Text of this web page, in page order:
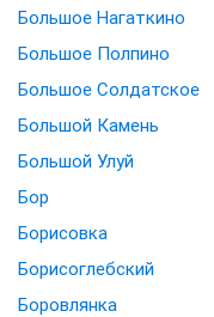
Большое Нагаткино
Большое Полпино
Большое Солдатское
Большой Камень
Большой Улуй
Бор
Борисовка
Борисоглебский
Боровлянка